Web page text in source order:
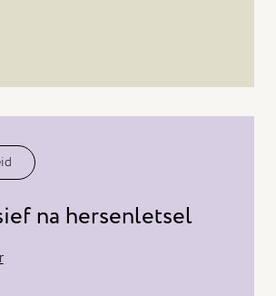
na hersenletsel